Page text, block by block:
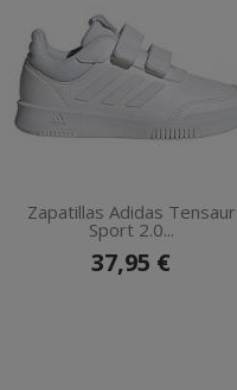
Zapatillas Adidas Tensaur
Sport 2.0...
37,95 €